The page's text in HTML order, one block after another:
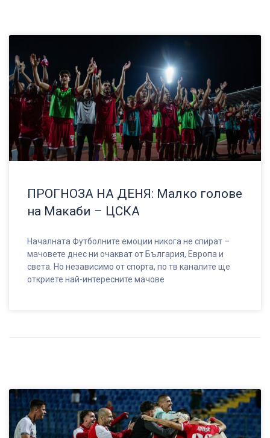
ПРОГНОЗА НА ДЕНЯ: Малко голове
на Макаби – ЦСКА
Началната Футболните емоции никога не спират –
мачовете днес ни очакват от България, Европа и
света. Но независимо от спорта, по тв каналите ще
откриете най-интересните мачове